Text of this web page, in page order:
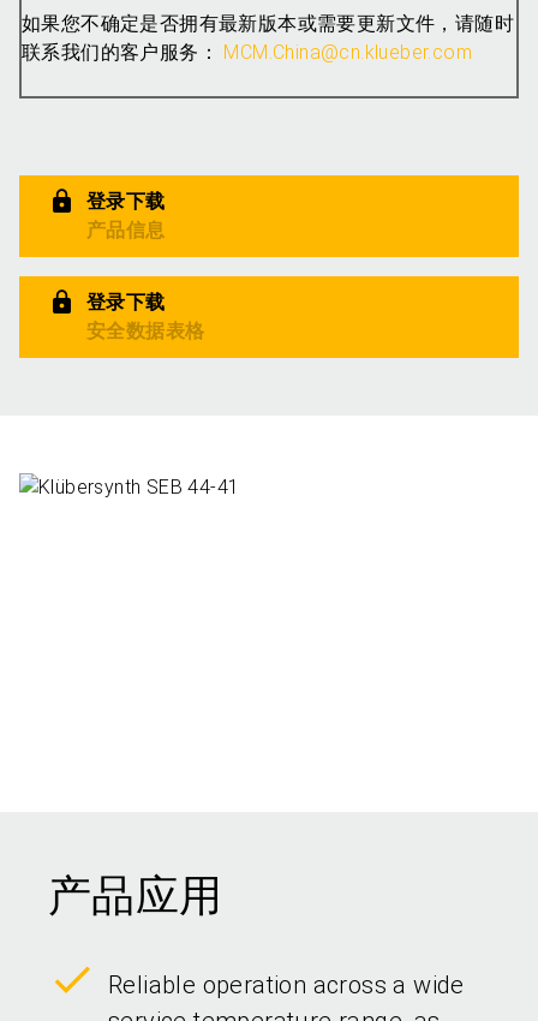
如果您不确定是否拥有最新版本或需要更新文件，请随时
联系我们的客户服务： MCM.China@cn.klueber.com
登录下载
产品信息
登录下载
安全数据表格
产品应用
Reliable operation across a wide